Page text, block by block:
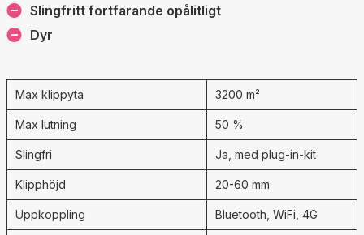
Slingfritt fortfarande opålitligt
Dyr
Max klippyta 3200 m²
Max lutning 50 %
Slingfri Ja, med plug-in-kit
Klipphöjd 20-60 mm
Uppkoppling Bluetooth, WiFi, 4G